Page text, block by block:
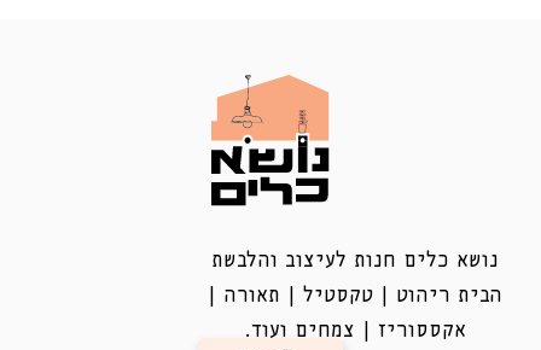
נושא כלים חנות לעיצוב והלבשת
הבית ריהוט | טקסטיל | תאורה |
אקססוריז | צמחים ועוד.